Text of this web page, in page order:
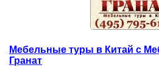
Мебельные туры в Китай с
Гранат